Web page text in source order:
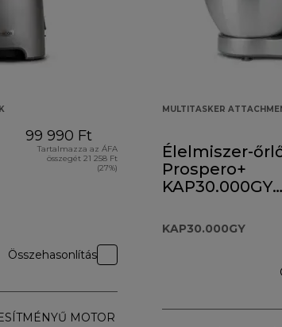
99 990 Ft
Tartalmazza az ÁFA
összegét 21 258 Ft
(27%)
Összehasonlítás
MOTOR
MULTITASKER
Élelmiszer-
Prospero+
KAP30.000GY
KAP30.000GY